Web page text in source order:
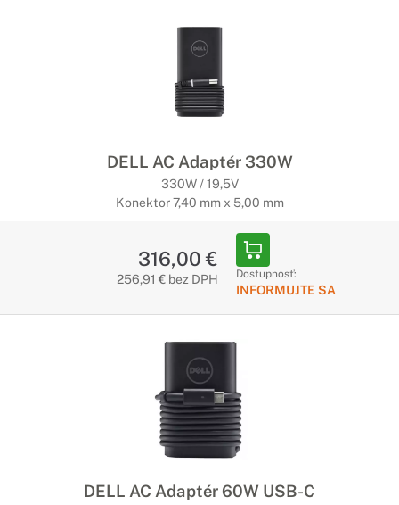
DELL AC Adaptér 330W
330W / 19,5V
Konektor 7,40 mm x 5,00 mm
316,00 €
256,91 € bez DPH Dostupnosť:
INFORMUJTE SA
DELL AC Adaptér 60W USB-C